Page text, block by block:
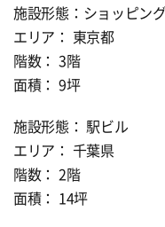
施設形態：ショッピン
エリア： 東京都
階数： 3階
面積： 9坪
施設形態： 駅ビル
エリア： 千葉県
階数： 2階
面積： 14坪